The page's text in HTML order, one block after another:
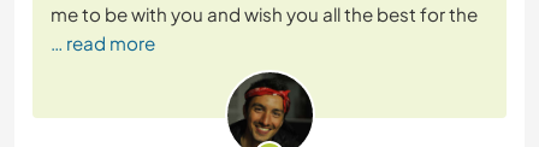
me to be with you and wish you all the best for the
… read more